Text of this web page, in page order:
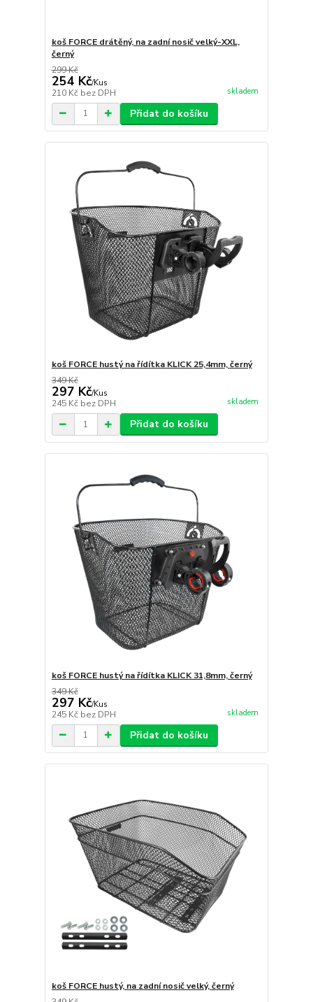
koš FORCE drátěný, na zadní nosič velký-XXL,
černý
299 Kč
254 Kč/Kus
210 Kč bez DPH skladem
Přidat do košíku
koš FORCE hustý na řídítka KLICK 25,4mm, černý
349 Kč
297 Kč/Kus
245 Kč bez DPH skladem
Přidat do košíku
koš FORCE hustý na řídítka KLICK 31,8mm, černý
349 Kč
297 Kč/Kus
245 Kč bez DPH skladem
Přidat do košíku
koš FORCE hustý, na zadní nosič velký, černý